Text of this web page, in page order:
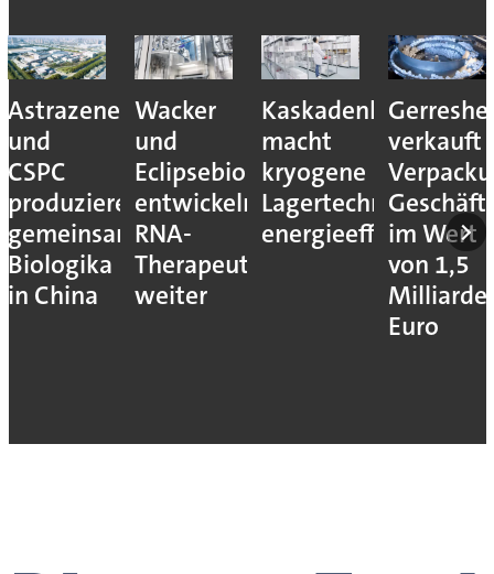
Astrazeneca
und
CSPC
produzieren
gemeinsam
Biologika
in China
Wacker
und
Eclipsebio
entwickeln
RNA-
Therapeutika
weiter
Kaskadenkonzept
macht
kryogene
Lagertechnik
energieeffizienter
verkauft
im Wert
von 1,5
Euro